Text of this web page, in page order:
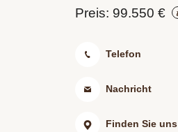
Preis: 99.550 €
Telefon
Nachricht
Finden Sie uns